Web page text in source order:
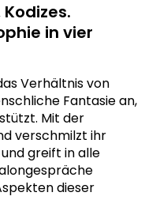
in vier
Verhältnis von
Fantasie an,
Mit der
verschmilzt ihr
greift in alle
dieser